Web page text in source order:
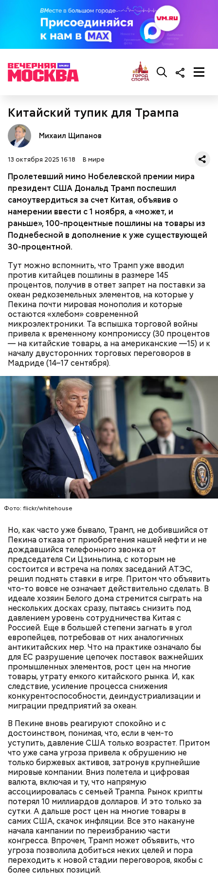
Китайский тупик для Трампа
Михаил Щипанов
13 октября 2025 16:18 В мире
Пролетевший мимо Нобелевской премии мира
президент США Дональд Трамп поспешил
самоутвердиться за счет Китая, объявив о
намерении ввести с 1 ноября, а «может, и
раньше», 100-процентные пошлины на товары из
Поднебесной в дополнение к уже существующей
30-процентной.
Тут можно вспомнить, что Трамп уже вводил
против китайцев пошлины в размере 145
процентов, получив в ответ запрет на поставки за
океан редкоземельных элементов, на которые у
Пекина почти мировая монополия и которые
остаются «хлебом» современной
микроэлектроники. Та вспышка торговой войны
привела к временному компромиссу (30 процентов
— на китайские товары, а на американские —15) и к
началу двусторонних торговых переговоров в
Мадриде (14–17 сентября).
Фото: flickr/whitehouse
Но, как часто уже бывало, Трамп, не добившийся от
Пекина отказа от приобретения нашей нефти и не
дождавшийся телефонного звонка от
председателя Си Цзиньпина, с которым не
состоится и встреча на полях заседаний АТЭС,
решил поднять ставки в игре. Притом что объявить
что-то вовсе не означает действительно сделать. В
идеале хозяин Белого дома стремится сыграть на
нескольких досках сразу, пытаясь снизить под
давлением уровень сотрудничества Китая с
Россией. Еще в большей степени загнать в угол
европейцев, потребовав от них аналогичных
антикитайских мер. Что на практике означало бы
для ЕС разрушение цепочек поставок важнейших
промышленных элементов, рост цен на многие
товары, утрату емкого китайского рынка. И, как
следствие, усиление процесса снижения
конкурентоспособности, деиндустриализации и
миграции предприятий за океан.
В Пекине вновь реагируют спокойно и с
достоинством, понимая, что, если в чем-то
уступить, давление США только возрастет. Притом
что уже сама угроза привела к обрушению не
только биржевых активов, затронув крупнейшие
мировые компании. Вниз полетела и цифровая
валюта, включая и ту, что напрямую
ассоциировалась с семьей Трампа. Рынок крипты
потерял 10 миллиардов долларов. И это только за
сутки. А дальше рост цен на многие товары в
самих США, скачок инфляции. Все это накануне
начала кампании по переизбранию части
конгресса. Впрочем, Трамп может объявить, что
угроза позволила добиться неких целей и пора
переходить к новой стадии переговоров, якобы с
более сильных позиций.
День воздушных поцелуев отмечается с 1983 года.
Праздник любви
Праздник любви, или Ту бе-Ав, отмечается в
Израиле как местный аналог Дня святого
Валентина. Влюбленные в этот день делают друг
другу сюрпризы, дарят цветы и подарки,
устраивают свидания и признаются в своих
чувствах. Праздник уходит корнями в далекое
прошлое — во времена существования еврейской
традиции, когда девушки надевали белые платья и
водили хороводы в виноградниках, а юноши
искали себе невест.